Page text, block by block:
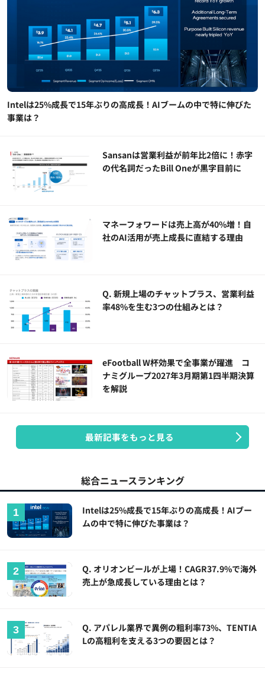
Intelは25%成長で15年ぶりの高成長！AIブームの中で特に伸びた
事業は？
Sansanは営業利益が前年比2倍に！赤字
の代名詞だったBill Oneが黒字目前に
マネーフォワードは売上高が40%増！自
社のAI活用が売上成長に直結する理由
Q. 新規上場のチャットプラス、営業利益
率48%を生む3つの仕組みとは？
eFootball W杯効果で全事業が躍進 コ
ナミグループ2027年3月期第1四半期決算
を解説
最新記事をもっと見る
総合ニュースランキング
Intelは25%成長で15年ぶりの高成長！AIブー
ムの中で特に伸びた事業は？
Q. オリオンビールが上場！CAGR37.9%で海外
売上が急成長している理由とは？
Q. アパレル業界で異例の粗利率73%、TENTIA
Lの高粗利を支える3つの要因とは？